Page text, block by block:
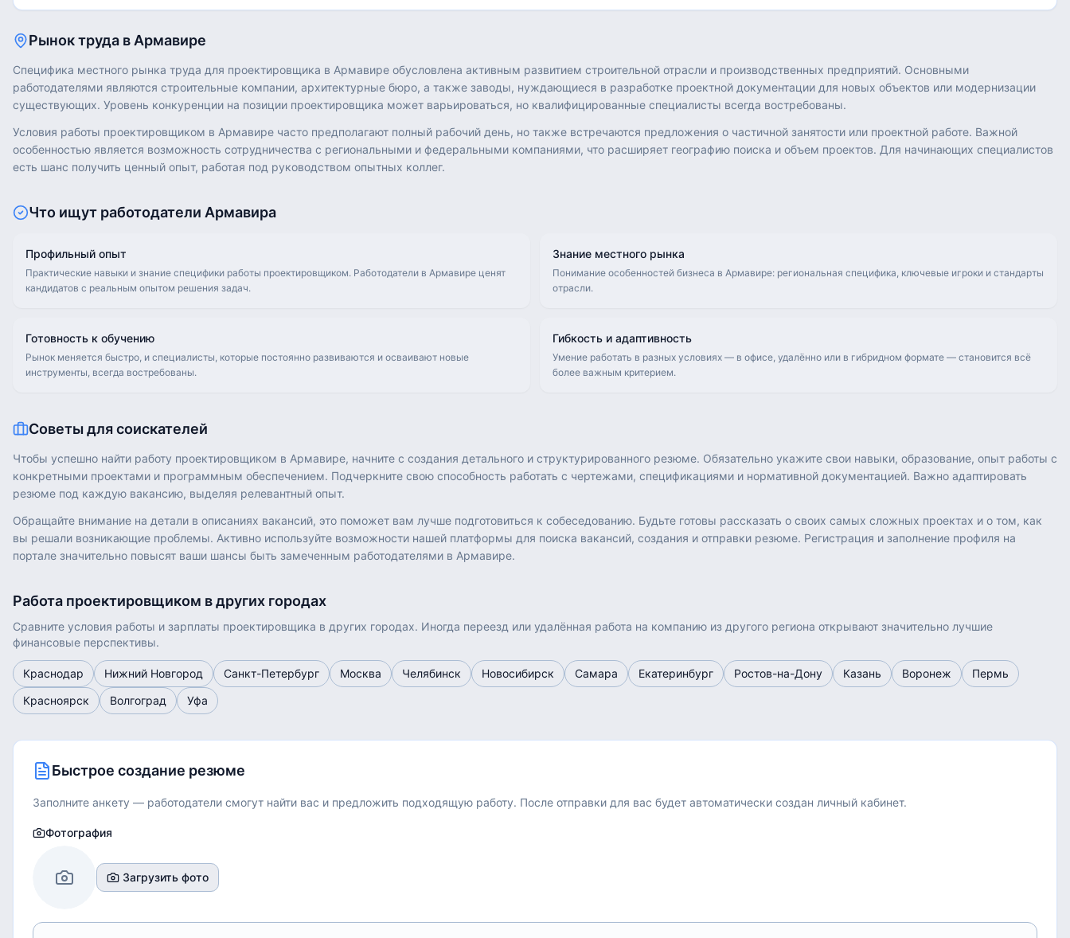
Рынок труда в Армавире
Специфика местного рынка труда для проектировщика в Армавире обусловлена активным развитием строительной отрасли и производственных предприятий. Основными
работодателями являются строительные компании, архитектурные бюро, а также заводы, нуждающиеся в разработке проектной документации для новых объектов или модернизации
существующих. Уровень конкуренции на позиции проектировщика может варьироваться, но квалифицированные специалисты всегда востребованы.
Условия работы проектировщиком в Армавире часто предполагают полный рабочий день, но также встречаются предложения о частичной занятости или проектной работе. Важной
особенностью является возможность сотрудничества с региональными и федеральными компаниями, что расширяет географию поиска и объем проектов. Для начинающих специалистов
есть шанс получить ценный опыт, работая под руководством опытных коллег.
Что ищут работодатели Армавира
Профильный опыт
Практические навыки и знание специфики работы проектировщиком. Работодатели в Армавире ценят
кандидатов с реальным опытом решения задач.
Знание местного рынка
Понимание особенностей бизнеса в Армавире: региональная специфика, ключевые игроки и стандарты
отрасли.
Готовность к обучению
Рынок меняется быстро, и специалисты, которые постоянно развиваются и осваивают новые
инструменты, всегда востребованы.
Гибкость и адаптивность
Умение работать в разных условиях — в офисе, удалённо или в гибридном формате — становится всё
более важным критерием.
Советы для соискателей
Чтобы успешно найти работу проектировщиком в Армавире, начните с создания детального и структурированного резюме. Обязательно укажите свои навыки, образование, опыт работы с
конкретными проектами и программным обеспечением. Подчеркните свою способность работать с чертежами, спецификациями и нормативной документацией. Важно адаптировать
резюме под каждую вакансию, выделяя релевантный опыт.
Обращайте внимание на детали в описаниях вакансий, это поможет вам лучше подготовиться к собеседованию. Будьте готовы рассказать о своих самых сложных проектах и о том, как
вы решали возникающие проблемы. Активно используйте возможности нашей платформы для поиска вакансий, создания и отправки резюме. Регистрация и заполнение профиля на
портале значительно повысят ваши шансы быть замеченным работодателями в Армавире.
Работа проектировщиком в других городах
Сравните условия работы и зарплаты проектировщика в других городах. Иногда переезд или удалённая работа на компанию из другого региона открывают значительно лучшие
финансовые перспективы.
Краснодар Нижний Новгород Санкт-Петербург Москва Челябинск Новосибирск Самара Екатеринбург Ростов-на-Дону Казань Воронеж
Пермь
Красноярск
Волгоград Уфа
Быстрое создание резюме
Заполните анкету — работодатели смогут найти вас и предложить подходящую работу. После отправки для вас будет автоматически создан личный кабинет.
Фотография
Загрузить фото